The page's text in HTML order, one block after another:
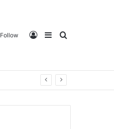
Follow Log InSidebarSearch for